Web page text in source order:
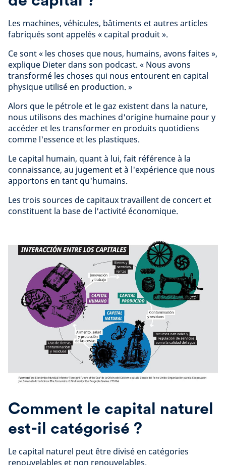
Les machines, véhicules, bâtiments et autres articles
fabriqués sont appelés « capital produit ».
Ce sont « les choses que nous, humains, avons faites »,
explique Dieter dans son podcast. « Nous avons
transformé les choses qui nous entourent en capital
physique utilisé en production. »
Alors que le pétrole et le gaz existent dans la nature,
nous utilisons des machines d'origine humaine pour y
accéder et les transformer en produits quotidiens
comme l'essence et les plastiques.
Le capital humain, quant à lui, fait référence à la
connaissance, au jugement et à l'expérience que nous
apportons en tant qu'humains.
Les trois sources de capitaux travaillent de concert et
constituent la base de l'activité économique.
Comment le capital naturel
est-il catégorisé ?
Le capital naturel peut être divisé en catégories
renouvelables et non renouvelables.